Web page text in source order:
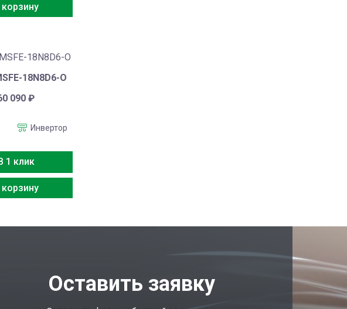
18N8D6-O
090₽
Инвертор
1 клик
Оставить заявку